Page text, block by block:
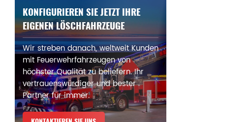
KONFIGURIEREN SIE JETZT IHRE
EIGENEN LÖSCHFAHRZEUGE
Wir streben danach, weltweit Kunden
mit Feuerwehrfahrzeugen von
höchster Qualität zu beliefern. Ihr
vertrauenswürdiger und bester
Partner für immer.